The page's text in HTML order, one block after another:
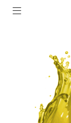
ABONNEMENTS
COLLECTIONS
CONTATTACI